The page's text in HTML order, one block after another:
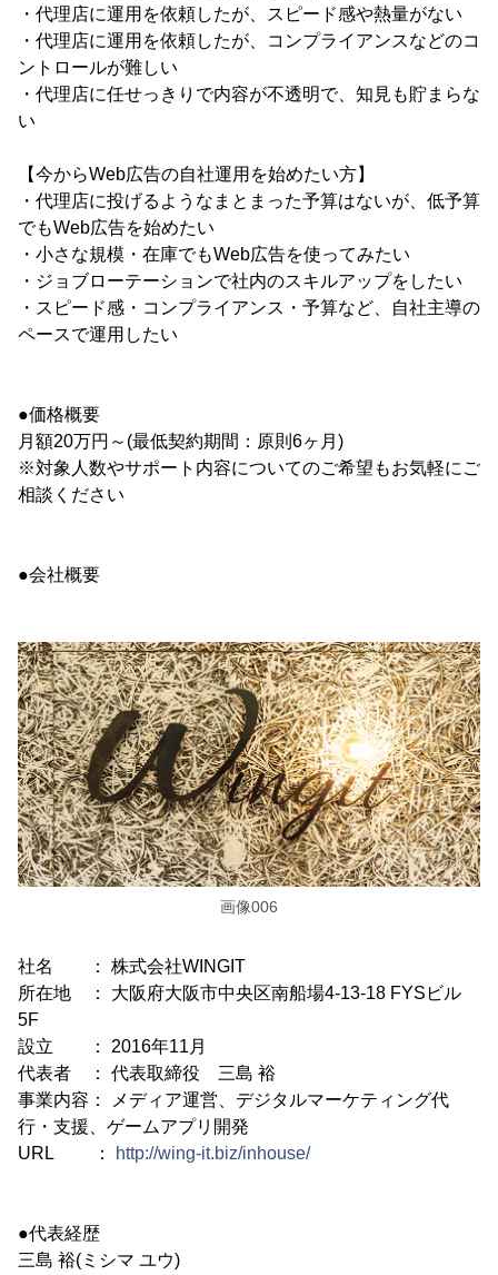
・代理店に運用を依頼したが、スピード感や熱量がない
・代理店に運用を依頼したが、コンプライアンスなどのコ
ントロールが難しい
・代理店に任せっきりで内容が不透明で、知見も貯まらな
い
【今からWeb広告の自社運用を始めたい方】
・代理店に投げるようなまとまった予算はないが、低予算
でもWeb広告を始めたい
・小さな規模・在庫でもWeb広告を使ってみたい
・ジョブローテーションで社内のスキルアップをしたい
・スピード感・コンプライアンス・予算など、自社主導の
ペースで運用したい
●価格概要
月額20万円～(最低契約期間：原則6ヶ月)
※対象人数やサポート内容についてのご希望もお気軽にご
相談ください
●会社概要
画像006
社名 ： 株式会社WINGIT
所在地 ： 大阪府大阪市中央区南船場4-13-18 FYSビル
5F
設立 ： 2016年11月
代表者 ： 代表取締役 三島 裕
事業内容： メディア運営、デジタルマーケティング代
行・支援、ゲームアプリ開発
URL ：
http://wing-it.biz/inhouse/
●代表経歴
三島 裕(ミシマ ユウ)